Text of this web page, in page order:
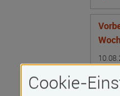
24106
Cookie-